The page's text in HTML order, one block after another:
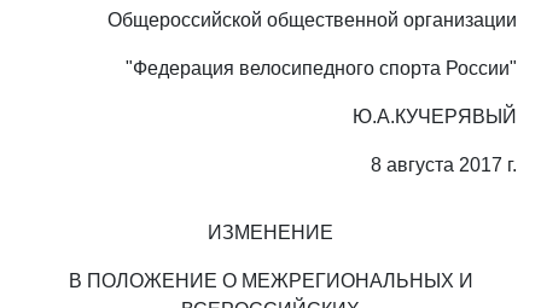
Общероссийской общественной организации
"Федерация велосипедного спорта России"
Ю.А.КУЧЕРЯВЫЙ
8 августа 2017 г.
ИЗМЕНЕНИЕ
В ПОЛОЖЕНИЕ О МЕЖРЕГИОНАЛЬНЫХ И